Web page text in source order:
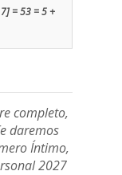
= 53 = 5 +
completo,
daremos
Íntimo,
2027